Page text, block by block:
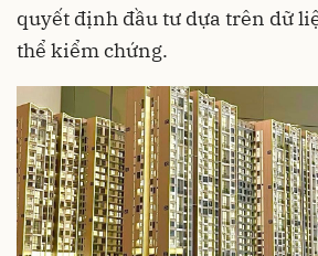
quyết định đầu tư dựa trên dữ
thể kiểm chứng.